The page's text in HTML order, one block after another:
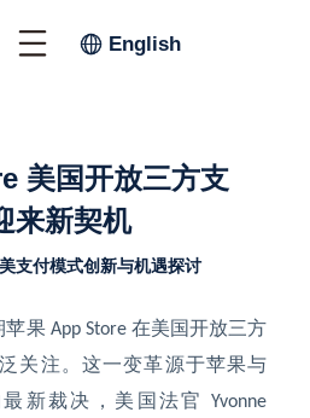
English
美国开放三方支
来新契机
支付模式创新与机遇探讨
苹果 App Store 在美国开放三方
关注。这一变革源于苹果与
最新裁决，美国法官Yvonne